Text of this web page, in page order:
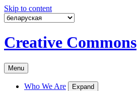
Skip to content
Creative Commons
Menu
Who We Are Expand